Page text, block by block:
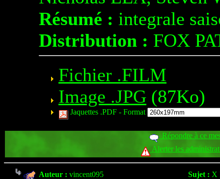
Résumé : integrale
Distribution : FOX
Fichier .FILM
Image .JPG (87Ko)
Jaquettes .PDF - Format
Répondre à ce
Alerter les
Auteur : vincent095 Sujet : X